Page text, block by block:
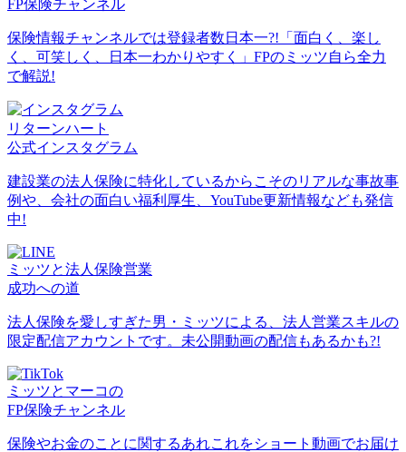
FP保険チャンネル
保険情報チャンネルでは登録者数日本一?!「面白く、楽し
く、可笑しく、日本一わかりやすく」FPのミッツ自ら全力
で解説!
リターンハート
公式インスタグラム
建設業の法人保険に特化しているからこそのリアルな事故事
例や、会社の面白い福利厚生、YouTube更新情報なども発信
中!
ミッツと法人保険営業
成功への道
法人保険を愛しすぎた男・ミッツによる、法人営業スキルの
限定配信アカウントです。未公開動画の配信もあるかも?!
ミッツとマーコの
FP保険チャンネル
保険やお金のことに関するあれこれをショート動画でお届け